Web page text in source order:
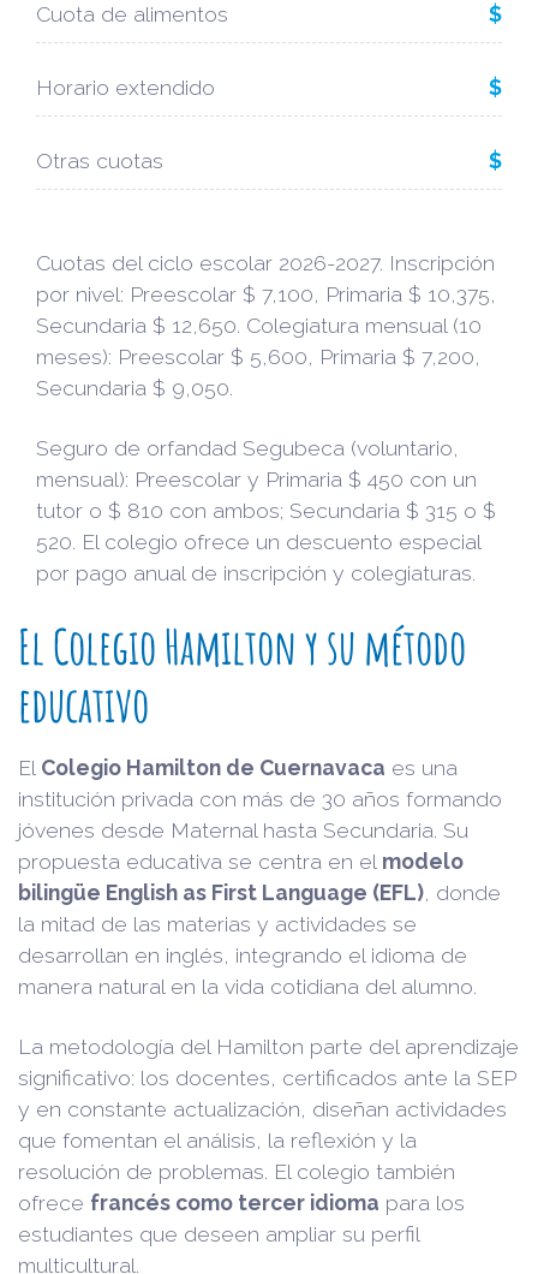
Cuota de alimentos $
Horario extendido $
Otras cuotas $
Cuotas del ciclo escolar 2026-2027. Inscripción
por nivel: Preescolar $ 7,100, Primaria $ 10,375,
Secundaria $ 12,650. Colegiatura mensual (10
meses): Preescolar $ 5,600, Primaria $ 7,200,
Secundaria $ 9,050.
Seguro de orfandad Segubeca (voluntario,
mensual): Preescolar y Primaria $ 450 con un
tutor o $ 810 con ambos; Secundaria $ 315 o $
520. El colegio ofrece un descuento especial
por pago anual de inscripción y colegiaturas.
El Colegio Hamilton y su método
educativo
El Colegio Hamilton de Cuernavaca es una
institución privada con más de 30 años formando
jóvenes desde Maternal hasta Secundaria. Su
propuesta educativa se centra en el modelo
bilingüe English as First Language (EFL) , donde
la mitad de las materias y actividades se
desarrollan en inglés, integrando el idioma de
manera natural en la vida cotidiana del alumno.
La metodología del Hamilton parte del aprendizaje
significativo: los docentes, certificados ante la SEP
y en constante actualización, diseñan actividades
que fomentan el análisis, la reflexión y la
resolución de problemas. El colegio también
ofrece francés como tercer idioma para los
estudiantes que deseen ampliar su perfil
multicultural.